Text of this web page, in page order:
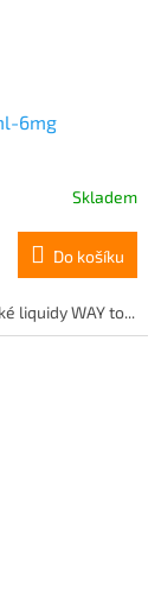
6mg
Skladem
Do košíku
liquidy WAY to...